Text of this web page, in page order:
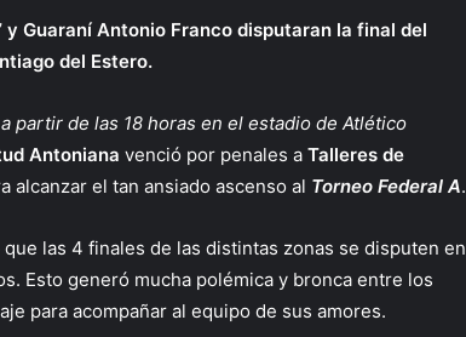
y Guaraní Antonio Franco disputaran la final del
del Estero.
partir de las 18 horas en el estadio de Atlético
Antoniana venció por penales a Talleres de
alcanzar el tan ansiado ascenso al Torneo Federal A.
las 4 finales de las distintas zonas se disputen en
Esto generó mucha polémica y bronca entre los
para acompañar al equipo de sus amores.